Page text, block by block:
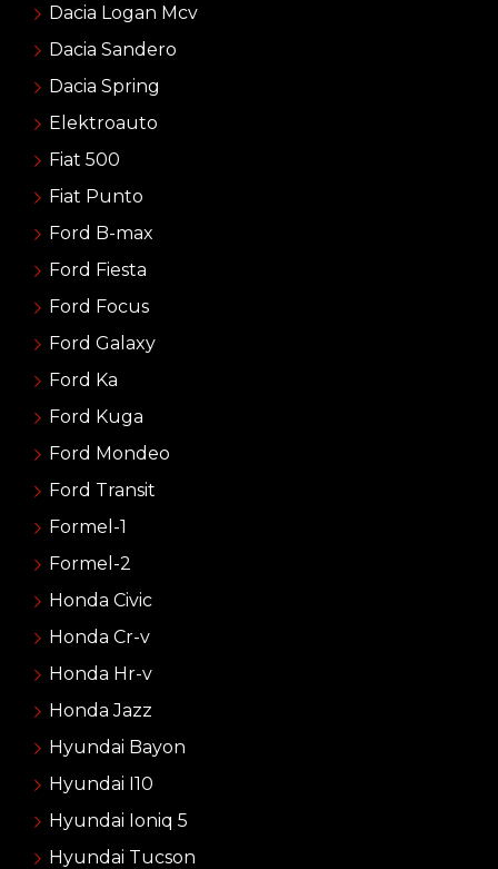
Dacia Logan Mcv
Dacia Sandero
Dacia Spring
Elektroauto
Fiat 500
Fiat Punto
Ford B-max
Ford Fiesta
Ford Focus
Ford Galaxy
Ford Ka
Ford Kuga
Ford Mondeo
Ford Transit
Formel-1
Formel-2
Honda Civic
Honda Cr-v
Honda Hr-v
Honda Jazz
Hyundai Bayon
Hyundai I10
Hyundai Ioniq 5
Hyundai Tucson